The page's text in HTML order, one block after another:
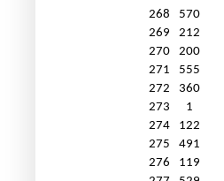
268
570
269
212
270
200
271
555
272
360
273
1
274
122
275
491
276
119